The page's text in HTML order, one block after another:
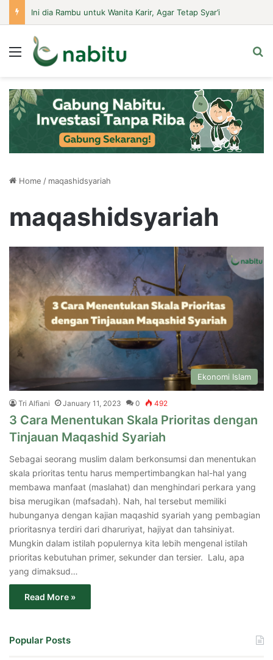
Menu
Home / maqashidsyariah
maqashidsyariah
Ekonomi Islam
Tri Alfiani January 11, 2023 0 492
3 Cara Menentukan Skala Prioritas dengan
Tinjauan Maqashid Syariah
Sebagai seorang muslim dalam berkonsumsi dan menentukan
skala prioritas tentu harus mempertimbangkan hal-hal yang
membawa manfaat (maslahat) dan menghindari perkara yang
bisa merugikan (mafsadah). Nah, hal tersebut memiliki
hubunganya dengan kajian maqashid syariah yang pembagian
prioritasnya terdiri dari dharuriyat, hajiyat dan tahsiniyat.
Mungkin dalam istilah populernya kita lebih mengenal istilah
prioritas kebutuhan primer, sekunder dan tersier. Lalu, apa
yang dimaksud…
Read More »
Popular Posts